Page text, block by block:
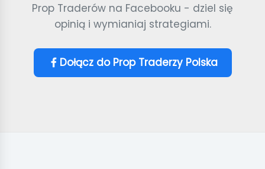
Prop Traderów na Facebooku - dziel się
opinią i wymianiaj strategiami.
Dołącz do Prop Traderzy Polska